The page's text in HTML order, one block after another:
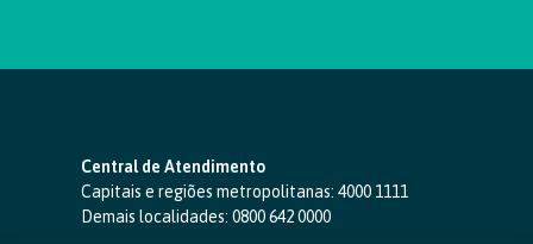
Central de Atendimento
Capitais e regiões metropolitanas: 4000 1111
Demais localidades: 0800 642 0000